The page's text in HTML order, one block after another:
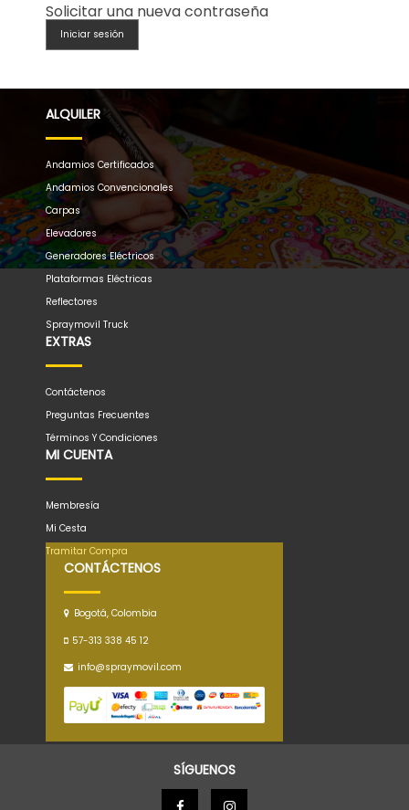
Solicitar una nueva contraseña
Iniciar sesión
ALQUILER
Andamios Certificados
Andamios Convencionales
Carpas
Elevadores
Generadores Eléctricos
Plataformas Eléctricas
Reflectores
Spraymovil Truck
EXTRAS
Contáctenos
Preguntas Frecuentes
Términos Y Condiciones
MI CUENTA
Membresía
Mi Cesta
Tramitar Compra
CONTÁCTENOS
Bogotá, Colombia
57-313 338 45 12
info@spraymovil.com
SÍGUENOS